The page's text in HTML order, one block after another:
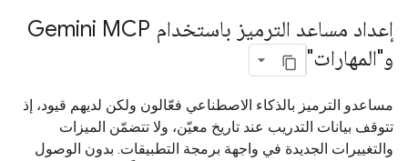
إعداد مساعد الترميز باستخدام Gemini MCP
و"المهارات"
مساعدو الترميز بالذكاء الاصطناعي فعّالون ولكن لديهم قيود، إذ
تتوقف بيانات التدريب عند تاريخ معيّن، ولا تتضمّن الميزات
والتغييرات الجديدة في واجهة برمجة التطبيقات. بدون الوصول